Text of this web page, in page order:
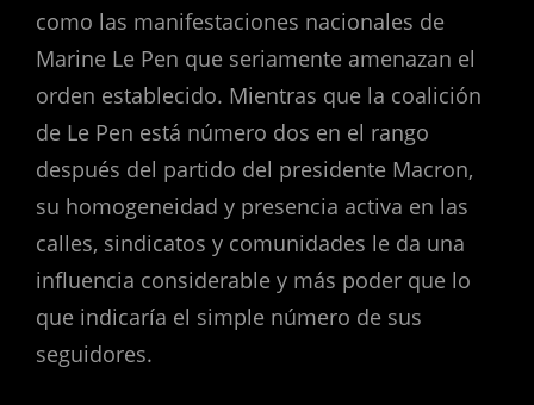
como las manifestaciones nacionales de
Marine Le Pen que seriamente amenazan el
orden establecido. Mientras que la coalición
de Le Pen está número dos en el rango
después del partido del presidente Macron,
su homogeneidad y presencia activa en las
calles, sindicatos y comunidades le da una
influencia considerable y más poder que lo
que indicaría el simple número de sus
seguidores.